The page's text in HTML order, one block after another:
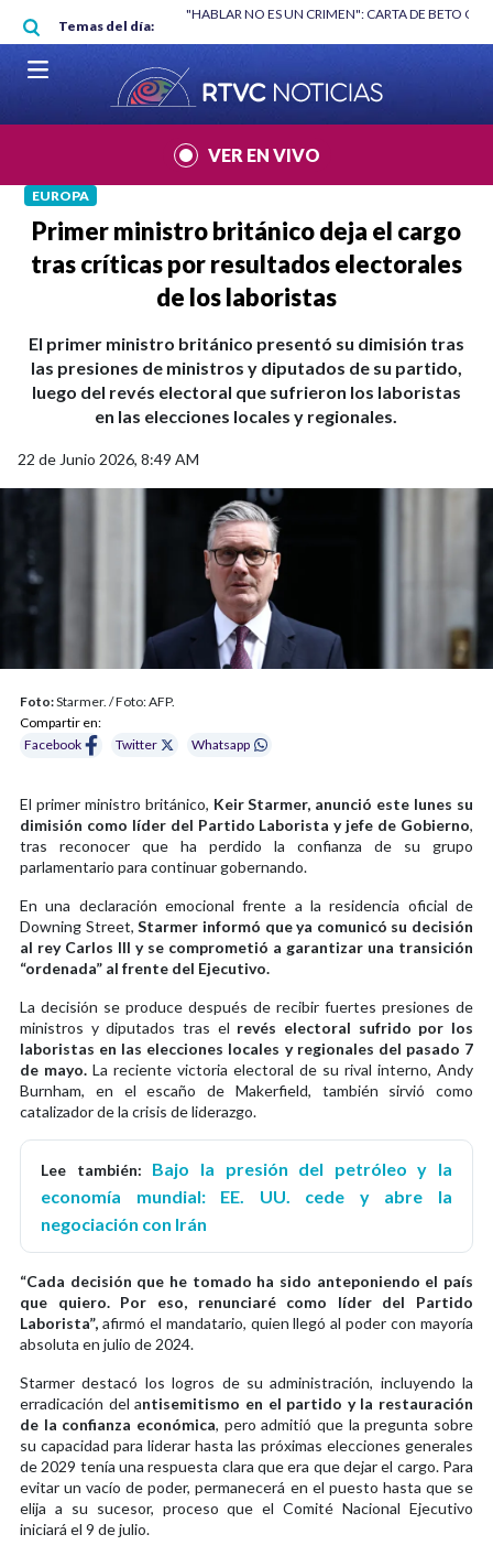
Pasar al contenido principal
Temas del día:
"HABLAR NO ES UN CRIMEN": CARTA DE BETO CORAL |
VER EN VIVO
EUROPA
Primer ministro británico deja el cargo
tras críticas por resultados electorales
de los laboristas
El primer ministro británico presentó su dimisión tras
las presiones de ministros y diputados de su partido,
luego del revés electoral que sufrieron los laboristas
en las elecciones locales y regionales.
22 de Junio 2026, 8:49 AM
Foto:Starmer. / Foto: AFP.
Compartir en:
Facebook
Twitter Whatsapp
El primer ministro británico, Keir Starmer, anunció este lunes su
dimisión como líder del Partido Laborista y jefe de Gobierno,
tras reconocer que ha perdido la confianza de su grupo
parlamentario para continuar gobernando.
En una declaración emocional frente a la residencia oficial de
Downing Street,Starmer informó que ya comunicó su decisión
al rey Carlos III y se comprometió a garantizar una transición
“ordenada” al frente del Ejecutivo.
La decisión se produce después de recibir fuertes presiones de
ministros y diputados tras el revés electoral sufrido por los
laboristas en las elecciones locales y regionales del pasado 7
de mayo. La reciente victoria electoral de su rival interno, Andy
Burnham, en el escaño de Makerfield, también sirvió como
catalizador de la crisis de liderazgo.
Lee también: Bajo la presión del petróleo y la
economía mundial: EE. UU. cede y abre la
negociación con Irán
“Cada decisión que he tomado ha sido anteponiendo el país
que quiero. Por eso, renunciaré como líder del Partido
Laborista”, afirmó el mandatario, quien llegó al poder con mayoría
absoluta en julio de 2024.
Starmer destacó los logros de su administración, incluyendo la
erradicación del antisemitismo en el partido y la restauración
de la confianza económica, pero admitió que la pregunta sobre
su capacidad para liderar hasta las próximas elecciones generales
de 2029 tenía una respuesta clara que era que dejar el cargo. Para
evitar un vacío de poder, permanecerá en el puesto hasta que se
elija a su sucesor, proceso que el Comité Nacional Ejecutivo
iniciará el 9 de julio.